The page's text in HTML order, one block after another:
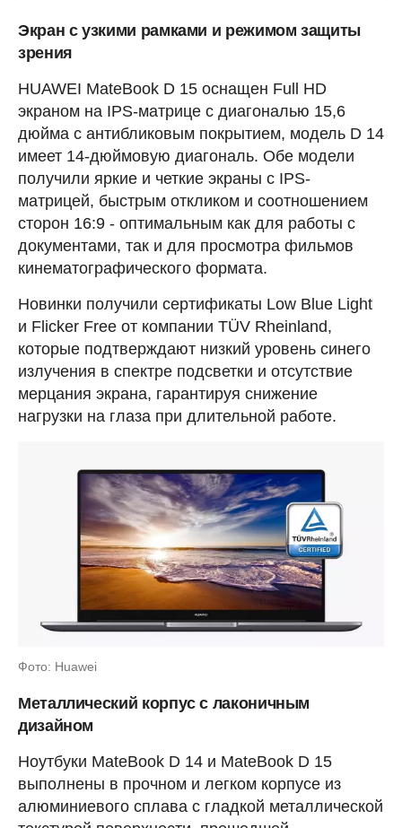
Экран с узкими рамками и режимом защиты
зрения
HUAWEI MateBook D 15 оснащен Full HD
экраном на IPS-матрице с диагональю 15,6
дюйма с антибликовым покрытием, модель D 14
имеет 14-дюймовую диагональ. Обе модели
получили яркие и четкие экраны с IPS-
матрицей, быстрым откликом и соотношением
сторон 16:9 - оптимальным как для работы с
документами, так и для просмотра фильмов
кинематографического формата.
Новинки получили сертификаты Low Blue Light
и Flicker Free от компании TÜV Rheinland,
которые подтверждают низкий уровень синего
излучения в спектре подсветки и отсутствие
мерцания экрана, гарантируя снижение
нагрузки на глаза при длительной работе.
Фото: Huawei
Металлический корпус с лаконичным
дизайном
Ноутбуки MateBook D 14 и MateBook D 15
выполнены в прочном и легком корпусе из
алюминиевого сплава с гладкой металлической